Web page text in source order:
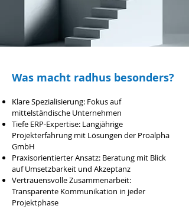
Was macht radhus besonders?
Klare Spezialisierung: Fokus auf
mittelständische Unternehmen
Tiefe ERP-Expertise: Langjährige
Projekterfahrung mit Lösungen der Proalpha
GmbH
Praxisorientierter Ansatz: Beratung mit Blick
auf Umsetzbarkeit und Akzeptanz
Vertrauensvolle Zusammenarbeit:
Transparente Kommunikation in jeder
Projektphase